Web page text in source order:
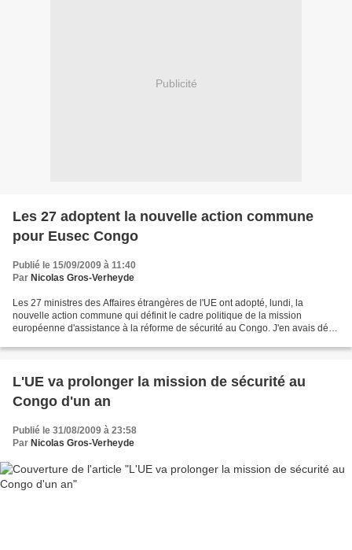
Publicité
Les 27 adoptent la nouvelle action commune
pour Eusec Congo
Publié le 15/09/2009 à 11:40
Par Nicolas Gros-Verheyde
Les 27 ministres des Affaires étrangères de l'UE ont adopté, lundi, la
nouvelle action commune qui définit le cadre politique de la mission
européenne d'assistance à la réforme de sécurité au Congo. J'en avais déjà
L'UE va prolonger la mission de sécurité au
Congo d'un an
Publié le 31/08/2009 à 23:58
Par Nicolas Gros-Verheyde